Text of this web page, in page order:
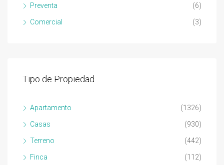
Preventa (6)
Comercial (3)
Tipo de Propiedad
Apartamento (1326)
Casas (930)
Terreno (442)
Finca (112)